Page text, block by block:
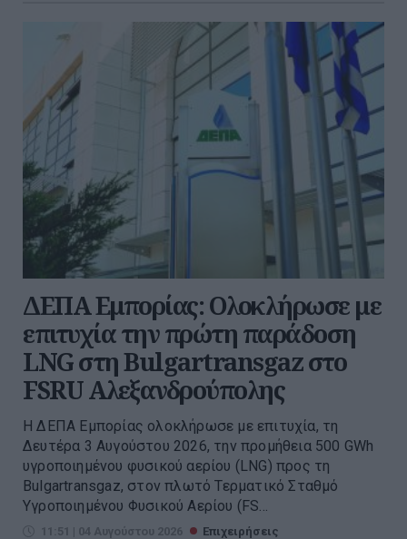
ΔΕΠΑ Εμπορίας: Ολοκλήρωσε με
επιτυχία την πρώτη παράδοση
LNG στη Bulgartransgaz στο
FSRU Αλεξανδρούπολης
Η ΔΕΠΑ Εμπορίας ολοκλήρωσε με επιτυχία, τη
Δευτέρα 3 Αυγούστου 2026, την προμήθεια 500 GWh
υγροποιημένου φυσικού αερίου (LNG) προς τη
Bulgartransgaz, στον πλωτό Τερματικό Σταθμό
Υγροποιημένου Φυσικού Αερίου (FS...
11:51 | 04 Αυγούστου 2026 Επιχειρήσεις